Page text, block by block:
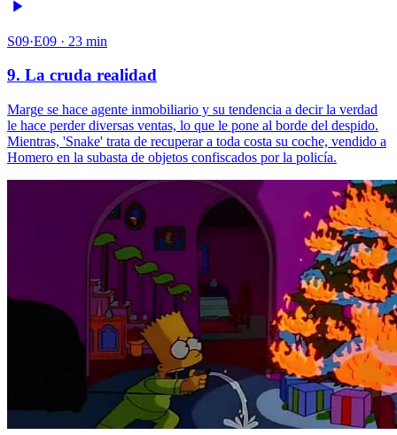
S09·E09 · 23 min
9. La cruda realidad
Marge se hace agente inmobiliario y su tendencia a decir la verdad
le hace perder diversas ventas, lo que le pone al borde del despido.
Mientras, 'Snake' trata de recuperar a toda costa su coche, vendido a
Homero en la subasta de objetos confiscados por la policía.